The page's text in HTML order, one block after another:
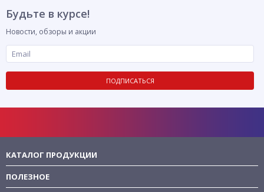
Будьте в курсе!
Новости, обзоры и акции
ПОДПИСАТЬСЯ
КАТАЛОГ ПРОДУКЦИИ
ПОЛЕЗНОЕ